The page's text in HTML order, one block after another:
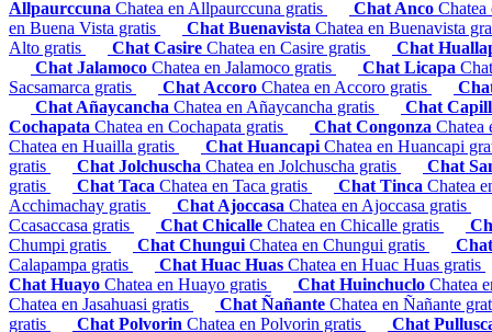
Allpaurccuna Chatea en Allpaurccuna gratis Chat Anco
en Buena Vista gratis
Chat Buenavista Chatea en Buenavista
Alto gratis
Chat Casire Chatea en Casire gratis
Chat
Chat Jalamoco Chatea en Jalamoco gratis Chat Licapa
Sacsamarca gratis
Chat Accoro Chatea en Accoro gratis
Chat Añaycancha Chatea en Añaycancha gratis
Chat
Cochapata Chatea en Cochapata gratis Chat Congonza Chatea
Chatea en Huailla gratis
Chat Huancapi Chatea en Huancapi
gratis
Chat Jolchuscha Chatea en Jolchuscha gratis
Chat
gratis
Chat Taca Chatea en Taca gratis Chat Tinca Chatea
Acchimachay gratis
Chat Ajoccasa Chatea en Ajoccasa gratis
Ccasaccasa gratis
Chat Chicalle Chatea en Chicalle gratis
Chumpi gratis
Chat Chungui Chatea en Chungui gratis
Calapampa gratis
Chat Huac Huas Chatea en Huac Huas gratis
Chat Huayo Chatea en Huayo gratis Chat Huinchuclo Chatea
Chatea en Jasahuasi gratis
Chat Ñañante Chatea en Ñañante
gratis
Chat Polvorin Chatea en Polvorin gratis
Chat